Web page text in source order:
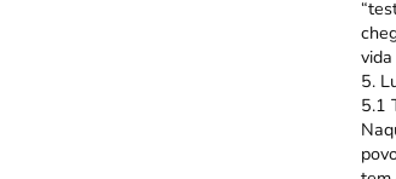
5.
5.1